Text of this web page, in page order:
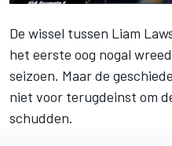
De wissel tussen Liam
het eerste oog nogal
seizoen. Maar de
niet voor terugdeinst om
schudden.